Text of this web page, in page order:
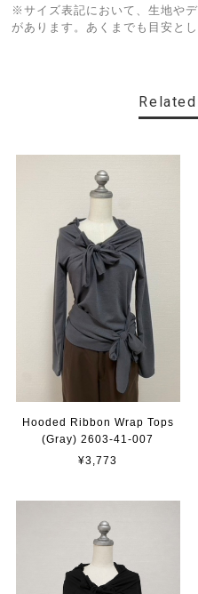
※サイズ表記において、生地や
があります。あくまでも目安と
Hooded Ribbon Wrap Tops
(Gray) 2603-41-007
¥3,773